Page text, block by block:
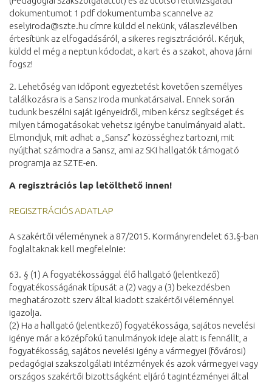
dokumentumot 1 pdf dokumentumba scannelve az
eselyiroda@szte.hu címre küldd el nekünk, válaszlevélben
értesítünk az elfogadásáról, a sikeres regisztrációról. Kérjük,
küldd el még a neptun kódodat, a kart és a szakot, ahova járni
fogsz!
2. Lehetőség van időpont egyeztetést követően személyes
találkozásra is a Sansz Iroda munkatársaival. Ennek során
tudunk beszélni saját igényeidről, miben kérsz segítséget és
milyen támogatásokat vehetsz igénybe tanulmányaid alatt.
Elmondjuk, mit adhat a „Sansz” közösséghez tartozni, mit
nyújthat számodra a Sansz, ami az SKI hallgatók támogató
programja az SZTE-en.
A regisztrációs lap letölthető innen!
REGISZTRÁCIÓS ADATLAP
A szakértői véleménynek a 87/2015. Kormányrendelet 63.§-ban
foglaltaknak kell megfelelnie:
63. § (1) A fogyatékossággal élő hallgató (jelentkező)
fogyatékosságának típusát a (2) vagy a (3) bekezdésben
meghatározott szerv által kiadott szakértői véleménnyel
igazolja.
(2) Ha a hallgató (jelentkező) fogyatékossága, sajátos nevelési
igénye már a középfokú tanulmányok ideje alatt is fennállt, a
fogyatékosság, sajátos nevelési igény a vármegyei (fővárosi)
pedagógiai szakszolgálati intézmények és azok vármegyei vagy
országos szakértői bizottságként eljáró tagintézményei által